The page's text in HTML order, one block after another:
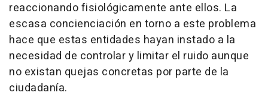
reaccionando fisiológicamente ante ellos. La
escasa concienciación en torno a este problema
hace que estas entidades hayan instado a la
necesidad de controlar y limitar el ruido aunque
no existan quejas concretas por parte de la
ciudadanía.